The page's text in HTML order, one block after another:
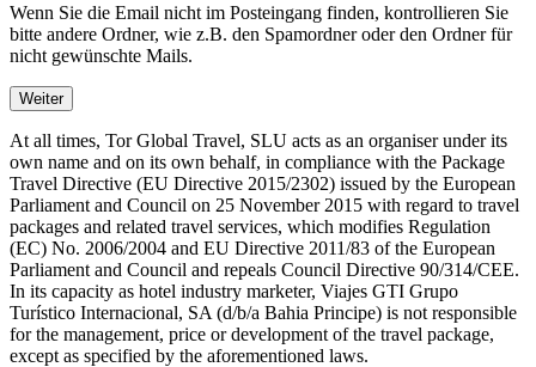
Wenn Sie die Email nicht im Posteingang finden, kontrollieren Sie
bitte andere Ordner, wie z.B. den Spamordner oder den Ordner für
nicht gewünschte Mails.
Weiter
At all times, Tor Global Travel, SLU acts as an organiser under its
own name and on its own behalf, in compliance with the Package
Travel Directive (EU Directive 2015/2302) issued by the European
Parliament and Council on 25 November 2015 with regard to travel
packages and related travel services, which modifies Regulation
(EC) No. 2006/2004 and EU Directive 2011/83 of the European
Parliament and Council and repeals Council Directive 90/314/CEE.
In its capacity as hotel industry marketer, Viajes GTI Grupo
Turístico Internacional, SA (d/b/a Bahia Principe) is not responsible
for the management, price or development of the travel package,
except as specified by the aforementioned laws.